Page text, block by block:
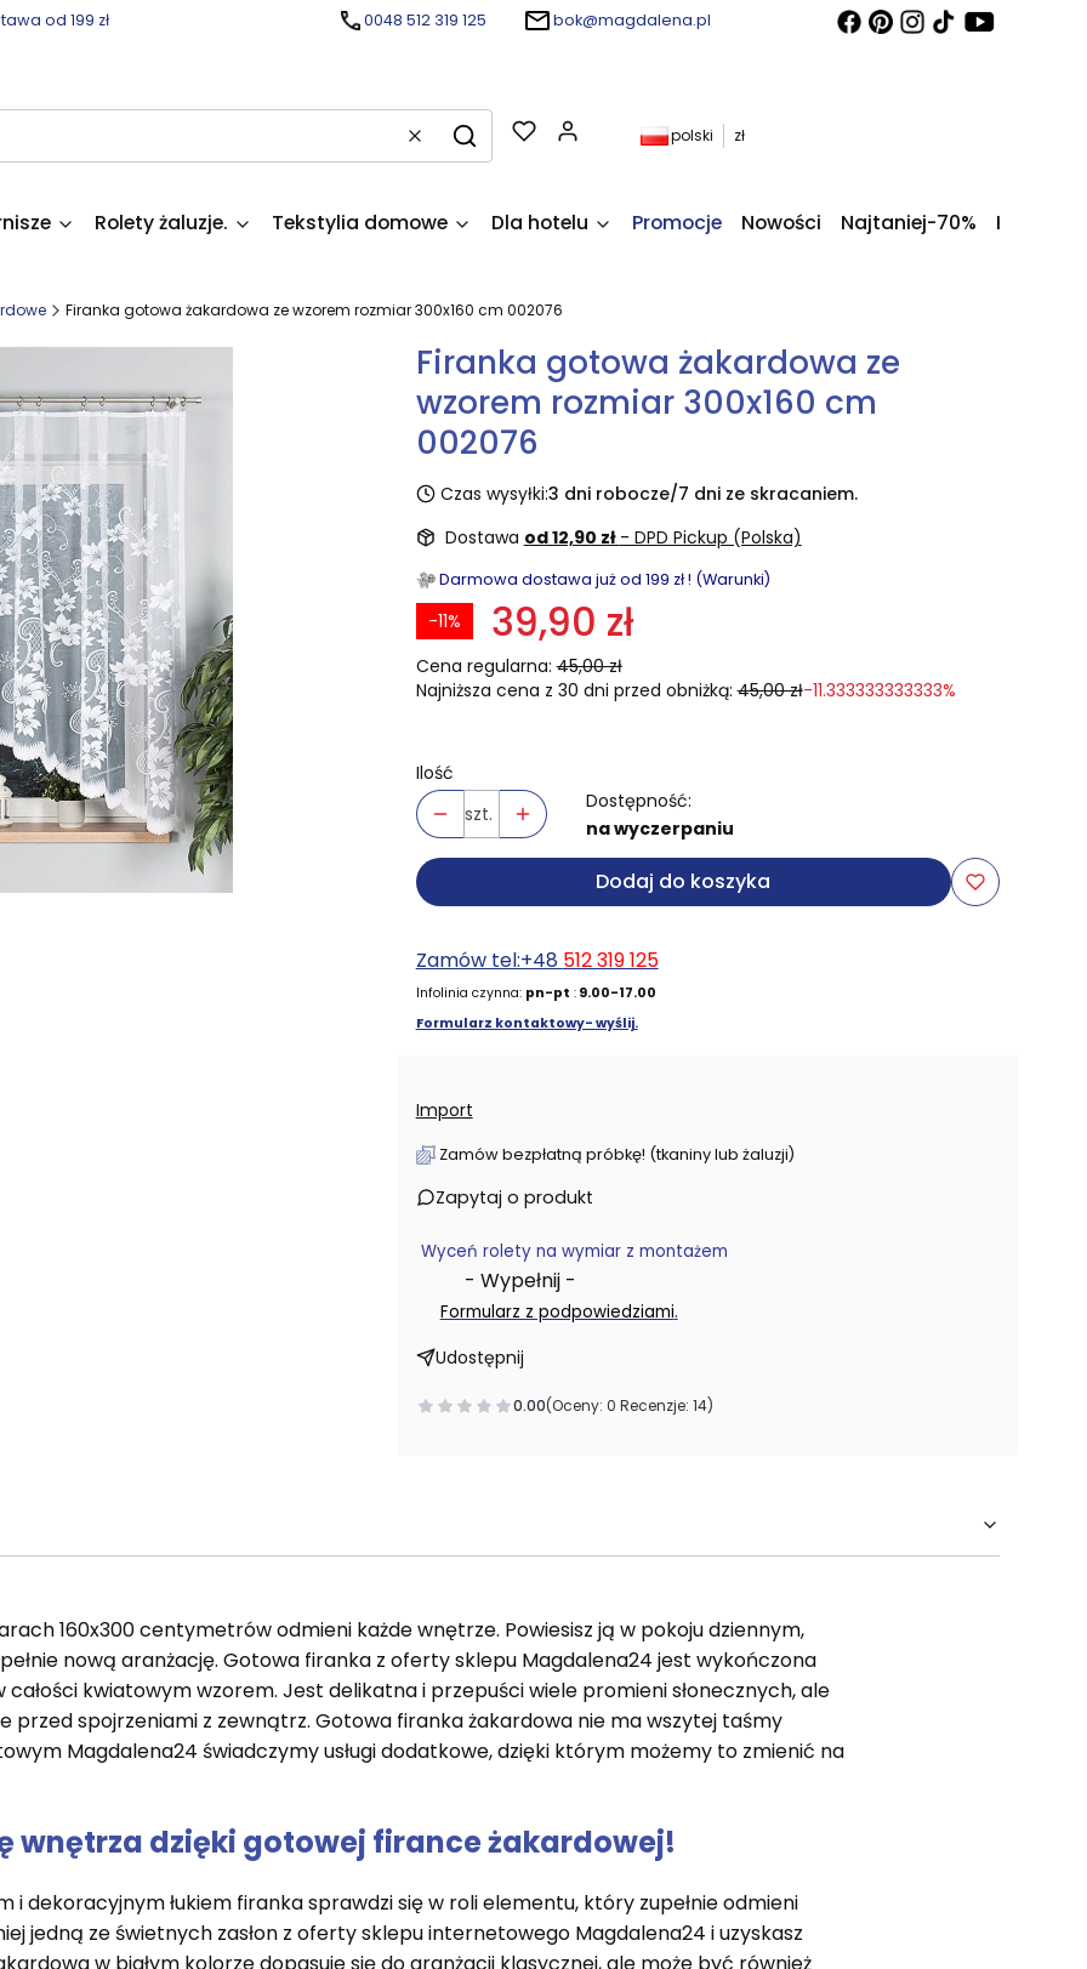
od 199 zł 0048 512 319 125 bok@magdalena.pl
WyczyśćSzukaj
Produkty w koszyku: 0. Zobacz szczegóły
polski zł
Rolety żaluzje. Tekstylia domowe Dla hotelu Promocje Nowości Najtaniej-70% Kupony
Firanka gotowa żakardowa ze wzorem rozmiar 300x160 cm 002076
Firanka gotowa żakardowa ze
wzorem rozmiar 300x160 cm
002076
Czas wysyłki:3 dni robocze/7 dni ze skracaniem.
Dostawa od 12,90 zł - DPD Pickup (Polska)
Darmowa dostawa już od 199 zł ! (Warunki)
39,90 zł
Cena regularna: 45,00 zł
-11%
Najniższa cena z 30 dni przed obniżką: 45,00 zł-11.333333333333%
Ilość
szt.
Dostępność:
na wyczerpaniu
Dodaj do koszyka
Zamów tel:+48 512 319 125
Infolinia czynna: pn-pt :9.00-17.00
Formularz kontaktowy- wyślij.
Import
Zamów bezpłatną próbkę! (tkaniny lub żaluzji)
Zapytaj o produkt
Wyceń rolety na wymiar z montażem
- Wypełnij -
Formularz z podpowiedziami.
Udostępnij
0.00(Oceny: 0 Recenzje: 14)
160x300 centymetrów odmieni każde wnętrze. Powiesisz ją w pokoju dziennym,
nową aranżację. Gotowa firanka z oferty sklepu Magdalena24 jest wykończona
całości kwiatowym wzorem. Jest delikatna i przepuści wiele promieni słonecznych, ale
przed spojrzeniami z zewnątrz. Gotowa firanka żakardowa nie ma wszytej taśmy
Magdalena24 świadczymy usługi dodatkowe, dzięki którym możemy to zmienić na
wnętrza dzięki gotowej firance żakardowej!
dekoracyjnym łukiem firanka sprawdzi się w roli elementu, który zupełnie odmieni
jedną ze świetnych zasłon z oferty sklepu internetowego Magdalena24 i uzyskasz
w białym kolorze dopasuje się do aranżacji klasycznej, ale może być również